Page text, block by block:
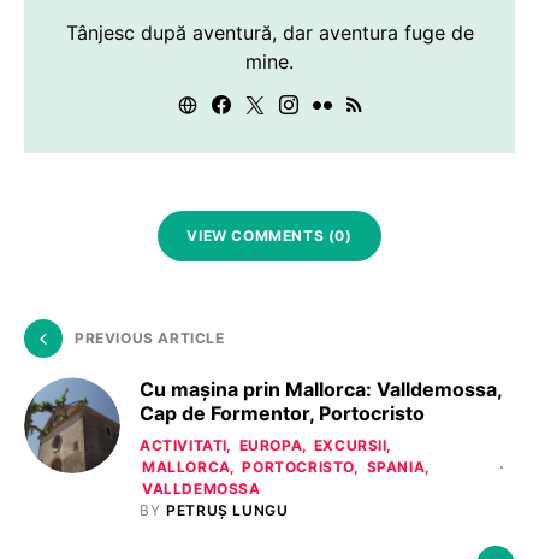
Tânjesc după aventură, dar aventura fuge de
mine.
VIEW COMMENTS (0)
PREVIOUS ARTICLE
Cu mașina prin Mallorca: Valldemossa,
Cap de Formentor, Portocristo
ACTIVITATI EUROPA
EXCURSII
MALLORCA
PORTOCRISTO
SPANIA
VALLDEMOSSA
BY PETRUȘ LUNGU